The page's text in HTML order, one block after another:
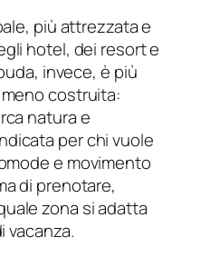
più attrezzata e
hotel, dei resort e
invece, è più
costruita:
natura e
per chi vuole
e movimento
di prenotare,
zona si adatta
vacanza.